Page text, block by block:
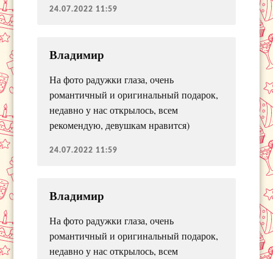
24.07.2022 11:59
Владимир
На фото радужки глаза, очень
романтичный и оригинальный подарок,
недавно у нас открылось, всем
рекомендую, девушкам нравится)
24.07.2022 11:59
Владимир
На фото радужки глаза, очень
романтичный и оригинальный подарок,
недавно у нас открылось, всем